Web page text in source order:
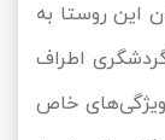
این روستا به
اطراف
ویژگی‌های خاص